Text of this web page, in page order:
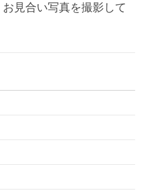
お見合い写真を撮影して